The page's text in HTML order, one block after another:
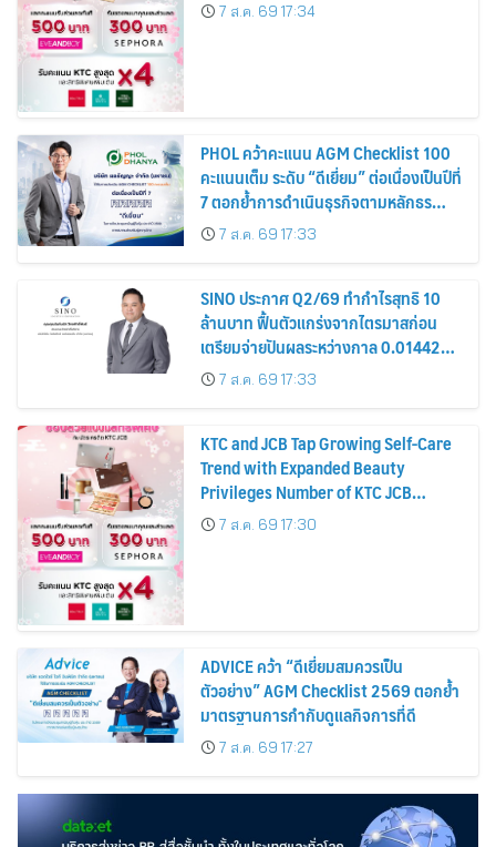
7 ส.ค. 69 17:34
PHOL คว้าคะแนน AGM Checklist 100
คะแนนเต็ม ระดับ “ดีเยี่ยม” ต่อเนื่องเป็นปีที่
7 ตอกย้ำการดำเนินธุรกิจตามหลักธร
รมาภิบาล โปร่งใส สร้างความเชื่อมั่นผู้ถือ
หุ้น
7 ส.ค. 69 17:33
SINO ประกาศ Q2/69 ทำกำไรสุทธิ 10
ล้านบาท ฟื้นตัวแกร่งจากไตรมาสก่อน
เตรียมจ่ายปันผลระหว่างกาล 0.014423
บาทต่อหุ้น ครึ่งปีหลังมุ่งเติบโตต่อเนื่อง
7 ส.ค. 69 17:33
KTC and JCB Tap Growing Self-Care
Trend with Expanded Beauty
Privileges Number of KTC JCB
Cardmembers Spending on
Cosmetics Rises 26%
7 ส.ค. 69 17:30
ADVICE คว้า “ดีเยี่ยมสมควรเป็น
ตัวอย่าง” AGM Checklist 2569 ตอกย้ำ
มาตรฐานการกำกับดูแลกิจการที่ดี
7 ส.ค. 69 17:27